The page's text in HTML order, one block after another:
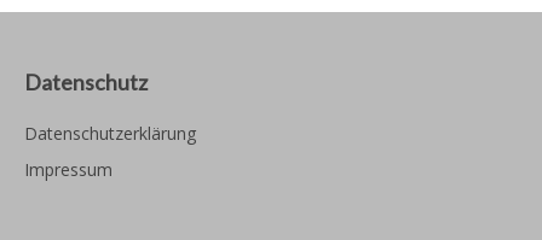
Datenschutz
Datenschutzerklärung
Impressum